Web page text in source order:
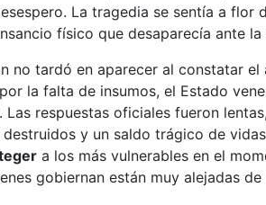
La tragedia se sentía a
físico que desaparecía ante la
no tardó en aparecer al constatar
la falta de insumos, el Estado
respuestas oficiales fueron
y un saldo trágico de
a los más vulnerables en el
gobiernan están muy alejadas